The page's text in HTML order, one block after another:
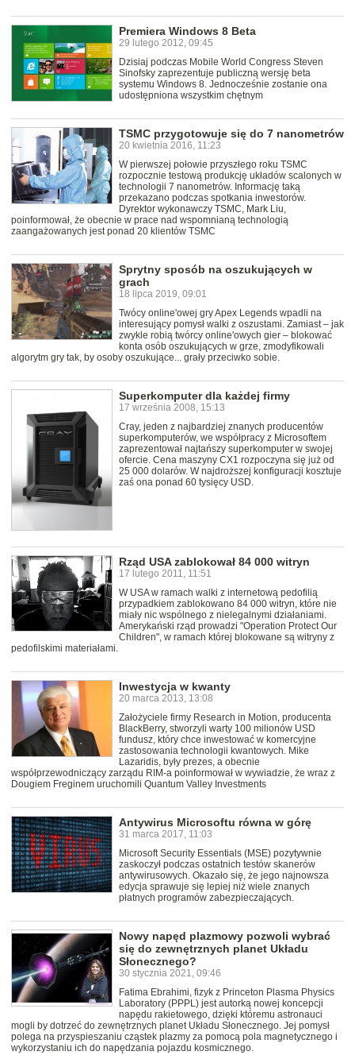
Premiera Windows 8 Beta
29 lutego 2012, 09:45
Dzisiaj podczas Mobile World Congress Steven
Sinofsky zaprezentuje publiczną wersję beta
systemu Windows 8. Jednocześnie zostanie ona
udostępniona wszystkim chętnym
TSMC przygotowuje się do 7 nanometrów
20 kwietnia 2016, 11:23
W pierwszej połowie przyszłego roku TSMC
rozpocznie testową produkcję układów scalonych w
technologii 7 nanometrów. Informację taką
przekazano podczas spotkania inwestorów.
Dyrektor wykonawczy TSMC, Mark Liu,
poinformował, że obecnie w prace nad wspomnianą technologią
zaangażowanych jest ponad 20 klientów TSMC
Sprytny sposób na oszukujących w
grach
18 lipca 2019, 09:01
Twócy online'owej gry Apex Legends wpadli na
interesujący pomysł walki z oszustami. Zamiast – jak
zwykle robią twórcy online'owych gier – blokować
konta osób oszukujących w grze, zmodyfikowali
algorytm gry tak, by osoby oszukujące... grały przeciwko sobie.
Superkomputer dla każdej firmy
17 września 2008, 15:13
Cray, jeden z najbardziej znanych producentów
superkomputerów, we współpracy z Microsoftem
zaprezentował najtańszy superkomputer w swojej
ofercie. Cena maszyny CX1 rozpoczyna się już od
25 000 dolarów. W najdroższej konfiguracji kosztuje
zaś ona ponad 60 tysięcy USD.
Rząd USA zablokował 84 000 witryn
17 lutego 2011, 11:51
W USA w ramach walki z internetową pedofilią
przypadkiem zablokowano 84 000 witryn, które nie
miały nic wspólnego z nielegalnymi działaniami.
Amerykański rząd prowadzi "Operation Protect Our
Children", w ramach której blokowane są witryny z
pedofilskimi materiałami.
Inwestycja w kwanty
20 marca 2013, 13:08
Założyciele firmy Research in Motion, producenta
BlackBerry, stworzyli warty 100 milionów USD
fundusz, który chce inwestować w komercyjne
zastosowania technologii kwantowych. Mike
Lazaridis, były prezes, a obecnie
współprzewodniczący zarządu RIM-a poinformował w wywiadzie, że wraz z
Dougiem Freginem uruchomili Quantum Valley Investments
Antywirus Microsoftu równa w górę
31 marca 2017, 11:03
Microsoft Security Essentials (MSE) pozytywnie
zaskoczył podczas ostatnich testów skanerów
antywirusowych. Okazało się, że jego najnowsza
edycja sprawuje się lepiej niż wiele znanych
płatnych programów zabezpieczających.
Nowy napęd plazmowy pozwoli wybrać
się do zewnętrznych planet Układu
Słonecznego?
30 stycznia 2021, 09:46
Fatima Ebrahimi, fizyk z Princeton Plasma Physics
Laboratory (PPPL) jest autorką nowej koncepcji
napędu rakietowego, dzięki któremu astronauci
mogli by dotrzeć do zewnętrznych planet Układu Słonecznego. Jej pomysł
polega na przyspieszaniu cząstek plazmy za pomocą pola magnetycznego i
wykorzystaniu ich do napędzania pojazdu kosmicznego.